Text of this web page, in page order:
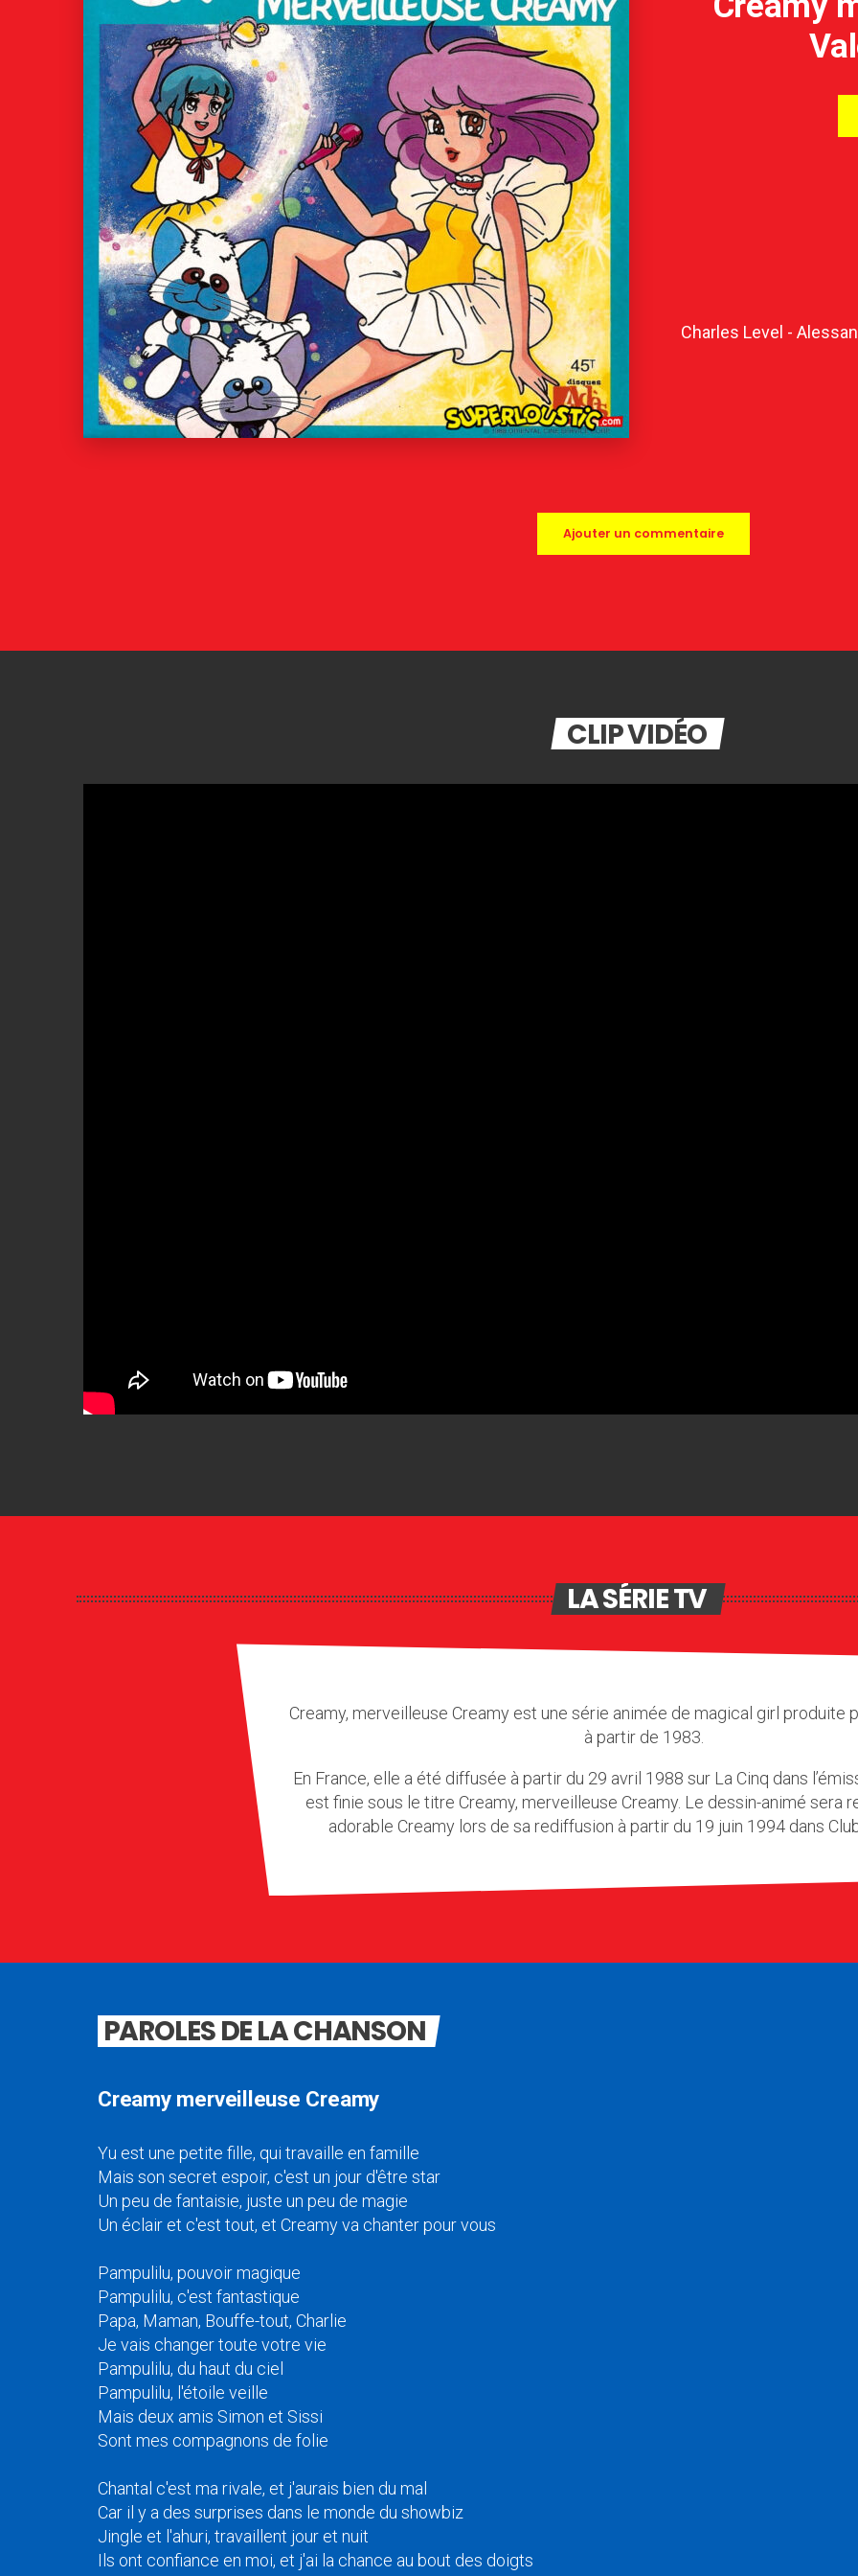
Charles Level -
Ajouter un commentaire
CLIP VIDÉO
LA SÉRIE TV
Creamy, merveilleuse Creamy est une série animée de magical girl produite
à partir de 1983.
En France, elle a été diffusée à partir du 29 avril 1988 sur La Cinq dans
est finie sous le titre Creamy, merveilleuse Creamy. Le dessin-animé sera
adorable Creamy lors de sa rediffusion à partir du 19 juin 1994 dans
PAROLES DE LA CHANSON
Creamy merveilleuse Creamy
Yu est une petite fille, qui travaille en famille
Mais son secret espoir, c'est un jour d'être star
Un peu de fantaisie, juste un peu de magie
Un éclair et c'est tout, et Creamy va chanter pour vous
Pampulilu, pouvoir magique
Pampulilu, c'est fantastique
Papa, Maman, Bouffe-tout, Charlie
Je vais changer toute votre vie
Pampulilu, du haut du ciel
Pampulilu, l'étoile veille
Mais deux amis Simon et Sissi
Sont mes compagnons de folie
Chantal c'est ma rivale, et j'aurais bien du mal
Car il y a des surprises dans le monde du showbiz
Jingle et l'ahuri, travaillent jour et nuit
Ils ont confiance en moi, et j'ai la chance au bout des doigts